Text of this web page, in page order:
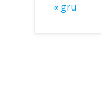
« gru